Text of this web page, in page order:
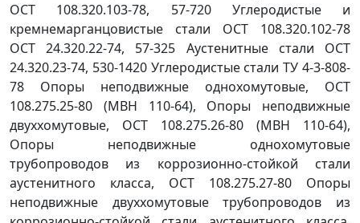
ОСТ 108.320.103-78, 57-720 Углеродистые и
кремнемарганцовистые стали ОСТ 108.320.102-78
ОСТ 24.320.22-74, 57-325 Аустенитные стали ОСТ
24.320.23-74, 530-1420 Углеродистые стали ТУ 4-3-808-
78 Опоры неподвижные однохомутовые, ОСТ
108.275.25-80 (МВН 110-64), Опоры неподвижные
двуххомутовые, ОСТ 108.275.26-80 (МВН 110-64),
Опоры неподвижные однохомутовые
трубопроводов из коррозионно-стойкой стали
аустенитного класса, ОСТ 108.275.27-80 Опоры
неподвижные двуххомутовые трубопроводов из